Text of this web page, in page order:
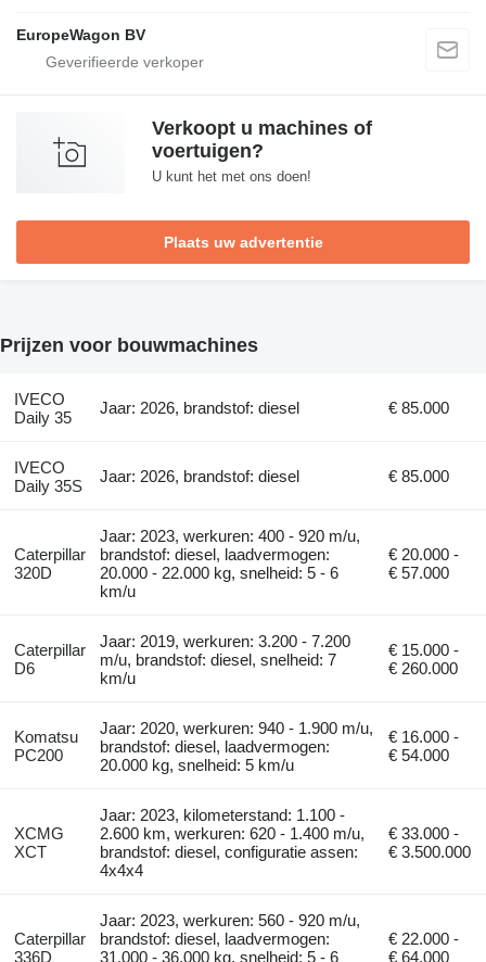
EuropeWagon BV
Verkoopt u machines of
voertuigen?
U kunt het met ons doen!
Plaats uw advertentie
Prijzen voor bouwmachines
IVECO
Daily 35
Jaar: 2026, brandstof: diesel € 85.000
IVECO
Daily 35S
Jaar: 2026, brandstof: diesel € 85.000
Caterpillar
320D
Jaar: 2023, werkuren: 400 - 920 m/u,
brandstof: diesel, laadvermogen:
20.000 - 22.000 kg, snelheid: 5 - 6
km/u
€ 20.000 -
€ 57.000
Caterpillar
D6
Jaar: 2019, werkuren: 3.200 - 7.200
m/u, brandstof: diesel, snelheid: 7
km/u
€ 15.000 -
€ 260.000
Komatsu
PC200
Jaar: 2020, werkuren: 940 - 1.900 m/u,
brandstof: diesel, laadvermogen:
20.000 kg, snelheid: 5 km/u
€ 16.000 -
€ 54.000
XCMG
XCT
Jaar: 2023, kilometerstand: 1.100 -
2.600 km, werkuren: 620 - 1.400 m/u,
brandstof: diesel, configuratie assen:
4x4x4
€ 33.000 -
€ 3.500.000
Caterpillar
336D
Jaar: 2023, werkuren: 560 - 920 m/u,
brandstof: diesel, laadvermogen:
31.000 - 36.000 kg, snelheid: 5 - 6
€ 22.000 -
€ 64.000